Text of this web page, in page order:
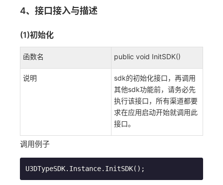
4、接口接入与描述
(1)初始化
函数名 public void InitSDK()
说明
sdk的初始化接口，再调用
其他sdk功能前，请务必先
执行该接口，所有渠道都要
求在应用启动开始就调用此
接口。
调用例子
U3DTypeSDK.Instance.InitSDK();